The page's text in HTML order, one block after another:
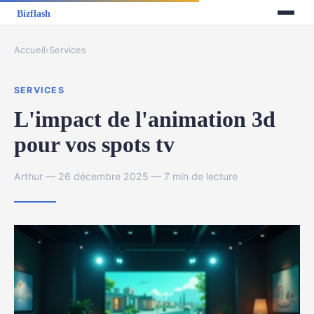
Accueil›Services
SERVICES
L'impact de l'animation 3d
pour vos spots tv
Arthur — 26 décembre 2025 — 7 min de lecture